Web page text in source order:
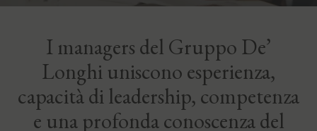
I managers del Gruppo De’
Longhi uniscono esperienza,
capacità di leadership, competenza
e una profonda conoscenza del